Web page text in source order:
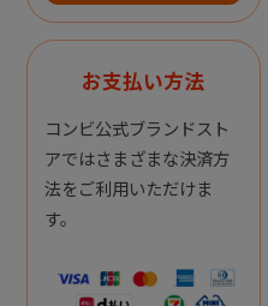
お支払い方法
コンビ公式ブランドスト
アではさまざまな決済方
法をご利用いただけま
す。